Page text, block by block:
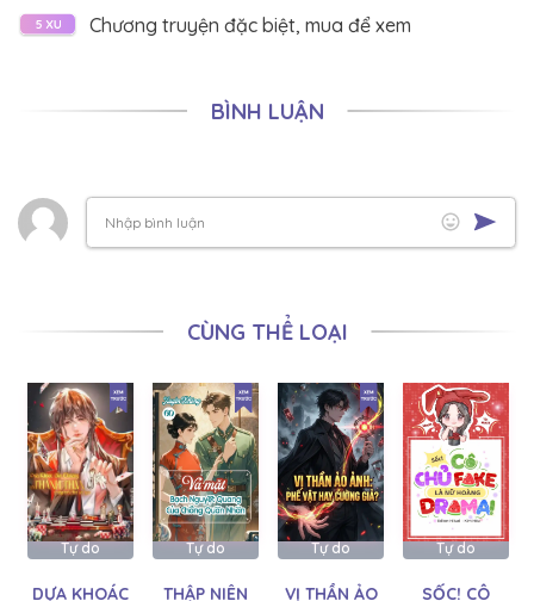
Chương truyện đặc biệt, mua để xem
BÌNH LUẬN
CÙNG THỂ LOẠI
Tự do
DỰA KHOÁC
Tự do
THẬP NIÊN
Tự do
VỊ THẦN ẢO
Tự do
SỐC! CÔ